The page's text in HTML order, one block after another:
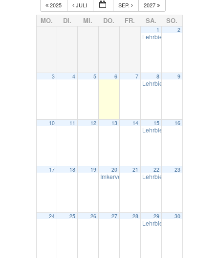
2025 JULI SEP. 2027
MO. DI. MI. DO. FR. SA. SO.
1
Lehrbienenstand
2
3 4 5 6 7 8
Lehrbienenstand
9
10 11 12 13 14 15
Lehrbienenstand
16
17 18 19 20
Imkerversammlung19:30
21 22
Lehrbienenstand
23
24 25 26 27 28 29
Lehrbienenstand
30